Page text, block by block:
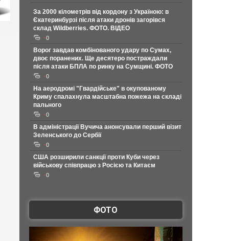
За 2000 кілометрів від кордону з Україною: в
Єкатеринбурзі після атаки дронів загорівся
склад Wildberries. ФОТО. ВІДЕО
0
Ворог завдав комбінованого удару по Сумах,
двоє поранених. Ще десятеро постраждали
після атаки БПЛА по ринку на Сумщині. ФОТО
0
На аеродромі "Гвардійське" в окупованому
Криму спалахнула масштабна пожежа на складі
пального
0
В адміністрації Вучича анонсували перший візит
Зеленського до Сербії
0
США розширили санкції проти Куби через
військову співпрацю з Росією та Китаєм
0
ФОТО